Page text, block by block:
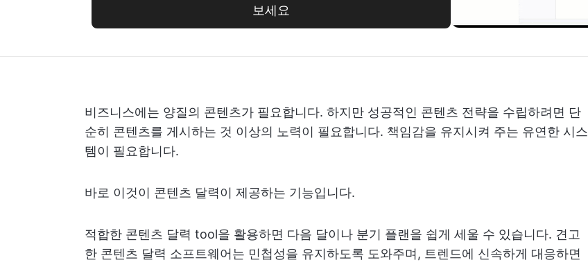
보세요
비즈니스에는 양질의 콘텐츠가 필요합니다. 하지만 성공적인 콘텐츠 전략을 수립하려면 단
순히 콘텐츠를 게시하는 것 이상의 노력이 필요합니다. 책임감을 유지시켜 주는 유연한 시스
템이 필요합니다.
바로 이것이 콘텐츠 달력이 제공하는 기능입니다.
적합한 콘텐츠 달력 tool을 활용하면 다음 달이나 분기 플랜을 쉽게 세울 수 있습니다. 견고
한 콘텐츠 달력 소프트웨어는 민첩성을 유지하도록 도와주며, 트렌드에 신속하게 대응하면